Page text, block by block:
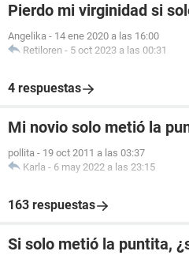
Pierdo mi virginidad si
Angelika - 14 ene 2020 a las 16:00
Retiloren - 5 oct 2023 a las 00:31
4 respuestas
Mi novio solo metió la
pollita - 19 oct 2011 a las 03:37
Karla - 6 may 2022 a las 23:15
163 respuestas
Si solo metió la puntita,